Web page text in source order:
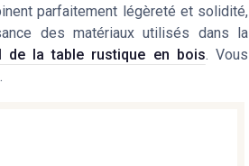
parfaitement légèreté et solidité,
des matériaux utilisés dans la
de la table rustique en bois. Vous